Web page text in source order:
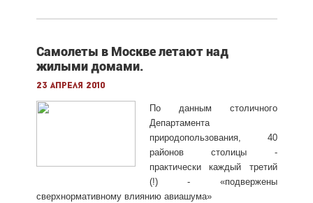
Самолеты в Москве летают над
жилыми домами.
23 апреля 2010
По данным столичного
Департамента
природопользования, 40
районов столицы -
практически каждый третий
(!) - «подвержены
сверхнормативному влиянию авиашума»